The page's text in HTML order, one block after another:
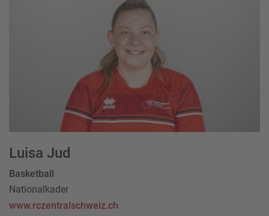
Luisa Jud
Basketball
Nationalkader
www.rczentralschweiz.ch